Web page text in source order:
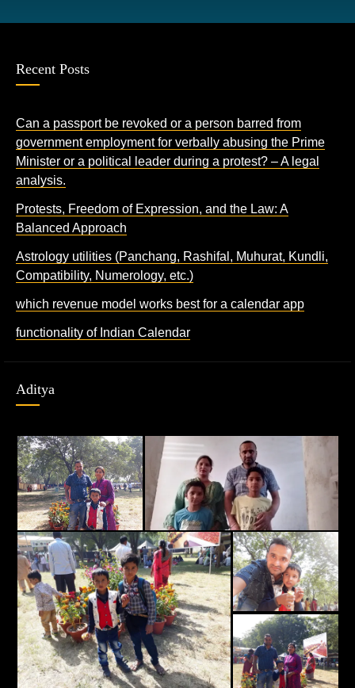
Recent Posts
Can a passport be revoked or a person barred from
government employment for verbally abusing the Prime
Minister or a political leader during a protest? – A legal
analysis.
Protests, Freedom of Expression, and the Law: A
Balanced Approach
Astrology utilities (Panchang, Rashifal, Muhurat, Kundli,
Compatibility, Numerology, etc.)
which revenue model works best for a calendar app
functionality of Indian Calendar
Aditya